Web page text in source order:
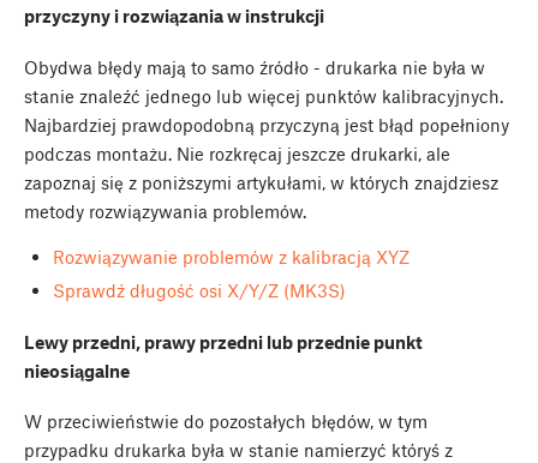
przyczyny i rozwiązania w instrukcji
Obydwa błędy mają to samo źródło - drukarka nie była w
stanie znaleźć jednego lub więcej punktów kalibracyjnych.
Najbardziej prawdopodobną przyczyną jest błąd popełniony
podczas montażu. Nie rozkręcaj jeszcze drukarki, ale
zapoznaj się z poniższymi artykułami, w których znajdziesz
metody rozwiązywania problemów.
Rozwiązywanie problemów z kalibracją XYZ
Sprawdź długość osi X/Y/Z (MK3S)
Lewy przedni, prawy przedni lub przednie punkt
nieosiągalne
W przeciwieństwie do pozostałych błędów, w tym
przypadku drukarka była w stanie namierzyć któryś z